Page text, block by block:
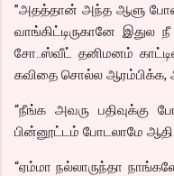
”அதத்தான் அந்த ஆளு
வாங்கிட்டிருகானே இதுல
சோ..ஸ்வீட் தனிமனம் காட்டில்
கவிதை சொல்ல ஆரம்பிக்க,
“நீங்க அவரு பதிவுக்கு
பின்னூட்டம் போடலாமே
“ஏம்மா நல்லாருந்தா